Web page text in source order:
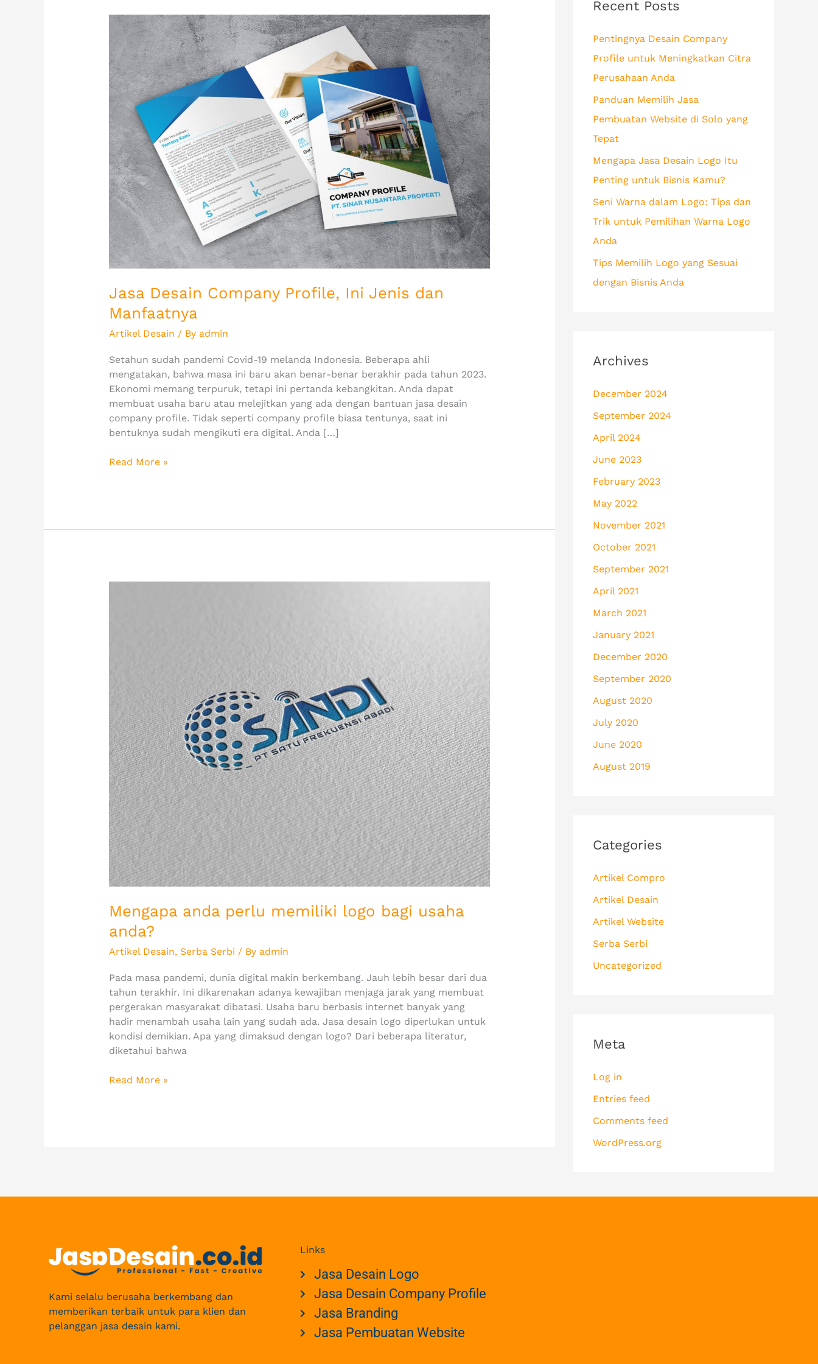
Jasa Desain Company Profile, Ini Jenis dan
Manfaatnya
Artikel Desain / By admin
Setahun sudah pandemi Covid-19 melanda Indonesia. Beberapa ahli
mengatakan, bahwa masa ini baru akan benar-benar berakhir pada tahun 2023.
Ekonomi memang terpuruk, tetapi ini pertanda kebangkitan. Anda dapat
membuat usaha baru atau melejitkan yang ada dengan bantuan jasa desain
company profile. Tidak seperti company profile biasa tentunya, saat ini
bentuknya sudah mengikuti era digital. Anda […]
Jasa
Desain
Company
Profile,
Ini
Jenis
dan
Manfaatnya
Read More »
Mengapa anda perlu memiliki logo bagi usaha
anda?
Artikel Desain, Serba Serbi / By admin
Pada masa pandemi, dunia digital makin berkembang. Jauh lebih besar dari dua
tahun terakhir. Ini dikarenakan adanya kewajiban menjaga jarak yang membuat
pergerakan masyarakat dibatasi. Usaha baru berbasis internet banyak yang
hadir menambah usaha lain yang sudah ada. Jasa desain logo diperlukan untuk
kondisi demikian. Apa yang dimaksud dengan logo? Dari beberapa literatur,
diketahui bahwa
Read More »
c
f
o
r
:
Recent Posts
Pentingnya Desain Company
Profile untuk Meningkatkan Citra
Perusahaan Anda
Panduan Memilih Jasa
Pembuatan Website di Solo yang
Tepat
Mengapa Jasa Desain Logo Itu
Penting untuk Bisnis Kamu?
Seni Warna dalam Logo: Tips dan
Trik untuk Pemilihan Warna Logo
Anda
Tips Memilih Logo yang Sesuai
dengan Bisnis Anda
Archives
December 2024
September 2024
April 2024
June 2023
February 2023
May 2022
November 2021
October 2021
September 2021
April 2021
March 2021
January 2021
December 2020
September 2020
August 2020
July 2020
June 2020
August 2019
Categories
Artikel Compro
Artikel Desain
Artikel Website
Serba Serbi
Uncategorized
Meta
Log in
Entries feed
Comments feed
WordPress.org
Kami selalu berusaha berkembang dan
memberikan terbaik untuk para klien dan
pelanggan jasa desain kami.
Links
Jasa Desain Logo
Jasa Desain Company Profile
Jasa Branding
Jasa Pembuatan Website